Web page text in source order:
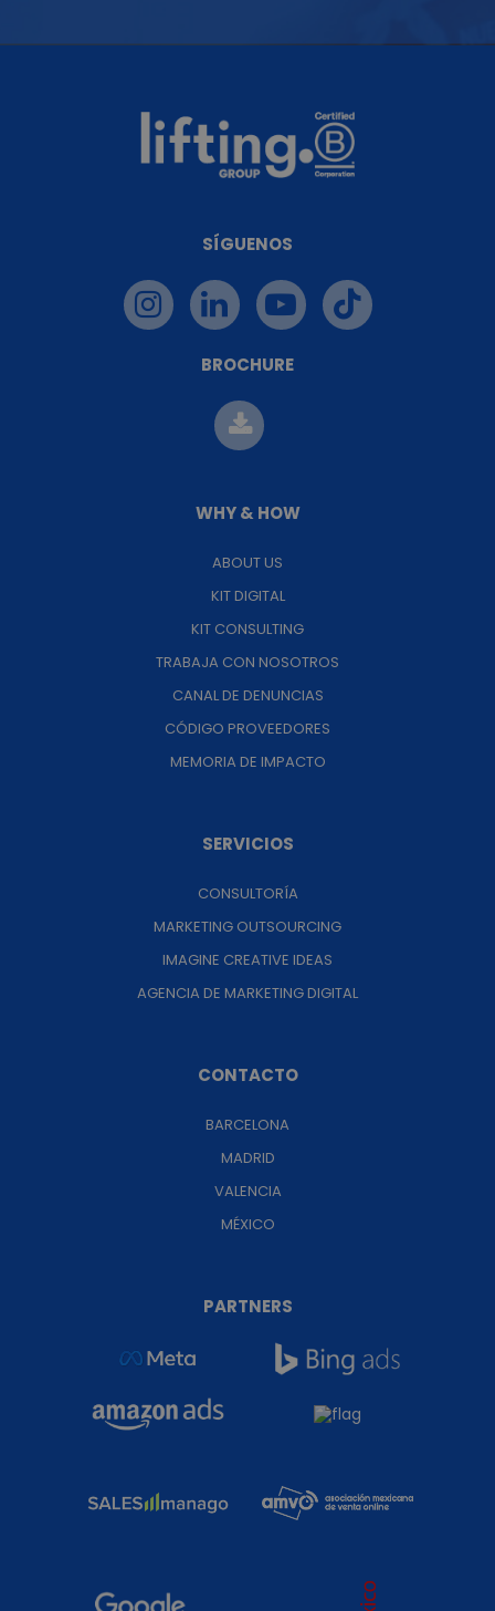
SÍGUENOS
BROCHURE
WHY & HOW
ABOUT US
KIT DIGITAL
KIT CONSULTING
TRABAJA CON NOSOTROS
CANAL DE DENUNCIAS
CÓDIGO PROVEEDORES
MEMORIA DE IMPACTO
SERVICIOS
CONSULTORÍA
MARKETING OUTSOURCING
IMAGINE CREATIVE IDEAS
AGENCIA DE MARKETING DIGITAL
CONTACTO
BARCELONA
MADRID
VALENCIA
MÉXICO
PARTNERS